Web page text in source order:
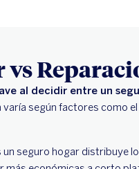
vs
al decidir entre un
según factores como
un seguro hogar distribuye